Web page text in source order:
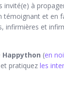
à
témoignant et en
infirmières et
Happython (en
pratiquez les